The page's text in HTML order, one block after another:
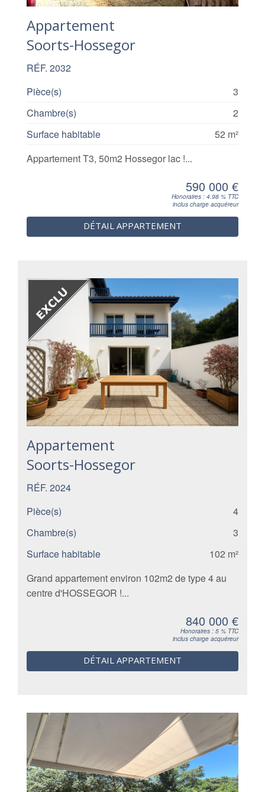
Appartement
Soorts-Hossegor
RÉF. 2032
Pièce(s)
3
Chambre(s)
2
Surface habitable
52 m²
Appartement T3, 50m2 Hossegor lac !...
590 000 €
Honoraires : 4.98 % TTC
inclus charge acquéreur
DÉTAIL APPARTEMENT
Appartement
Soorts-Hossegor
RÉF. 2024
Pièce(s)
4
Chambre(s)
3
Surface habitable
102 m²
Grand appartement environ 102m2 de type 4 au
centre d'HOSSEGOR !...
840 000 €
Honoraires : 5 % TTC
inclus charge acquéreur
DÉTAIL APPARTEMENT